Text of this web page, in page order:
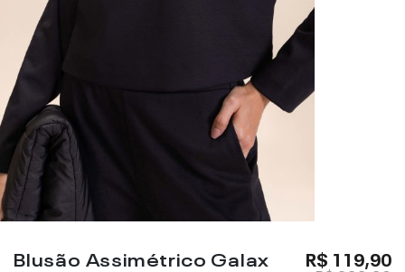
Blusão Assimétrico Galax R$ 119,90